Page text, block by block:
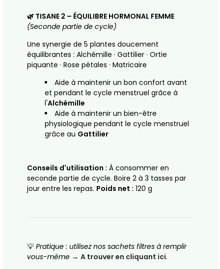
🌿 TISANE 2 – ÉQUILIBRE HORMONAL FEMME
(Seconde partie de cycle)
Une synergie de 5 plantes doucement
équilibrantes : Alchémille · Gattilier · Ortie
piquante · Rose pétales · Matricaire
Aide à maintenir un bon confort avant
et pendant le cycle menstruel grâce à
l'Alchémille
Aide à maintenir un bien-être
physiologique pendant le cycle menstruel
grâce au Gattilier
Conseils d'utilisation : À consommer en
seconde partie de cycle. Boire 2 à 3 tasses par
jour entre les repas. Poids net : 120 g
💡 Pratique : utilisez nos sachets filtres à remplir
vous-même → A trouver en cliquant ici.